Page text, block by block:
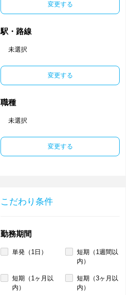
変更する
駅・路線
未選択
変更する
職種
未選択
変更する
こだわり条件
勤務期間
単発（1日）
短期（1週間以
内）
短期（1ヶ月以
内）
短期（3ヶ月以
内）